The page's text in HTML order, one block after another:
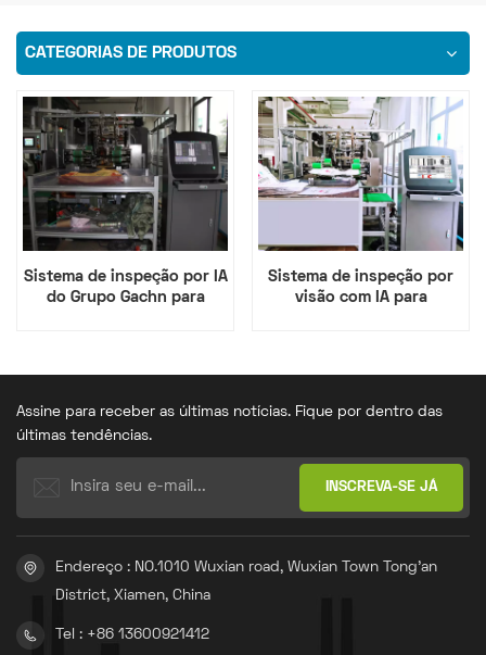
CATEGORIAS DE PRODUTOS
Sistema de inspeção por IA
do Grupo Gachn para
Sistema de inspeção por
visão com IA para
Assine para receber as últimas notícias. Fique por dentro das
últimas tendências.
Endereço : NO.1010 Wuxian road, Wuxian Town Tong'an
District, Xiamen, China
Tel : +86 13600921412